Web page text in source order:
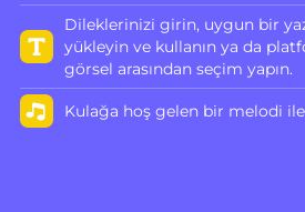
Dileklerinizi girin, uygun bir
yükleyin ve kullanın ya da
görsel arasından seçim yapın.
Kulağa hoş gelen bir melodi